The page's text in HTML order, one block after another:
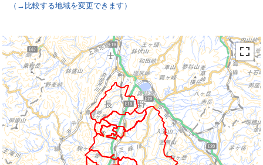
（→比較する地域を変更できます）